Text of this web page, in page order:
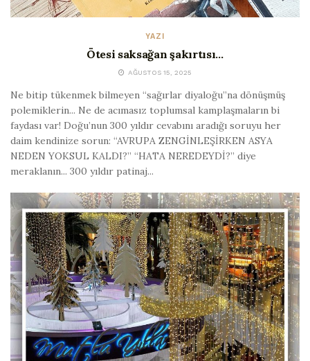
YAZI
Ötesi saksağan şakırtısı…
AĞUSTOS 15, 2025
Ne bitip tükenmek bilmeyen “sağırlar diyaloğu”na dönüşmüş
polemiklerin... Ne de acımasız toplumsal kamplaşmaların bi
faydası var! Doğu’nun 300 yıldır cevabını aradığı soruyu her
daim kendinize sorun: “AVRUPA ZENGİNLEŞİRKEN ASYA
NEDEN YOKSUL KALDI?” “HATA NEREDEYDİ?” diye
meraklanın... 300 yıldır patinaj...